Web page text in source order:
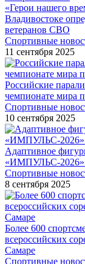
«Герои нашего
Владивостоке
ветеранов СВО
Спортивные
11 сентября 2025
Российские
чемпионате мира
Спортивные
10 сентября 2025
Адаптивное
«ИМПУЛЬС-2026»
Спортивные
8 сентября 2025
Более 600
всероссийских
Самаре
Спортивные